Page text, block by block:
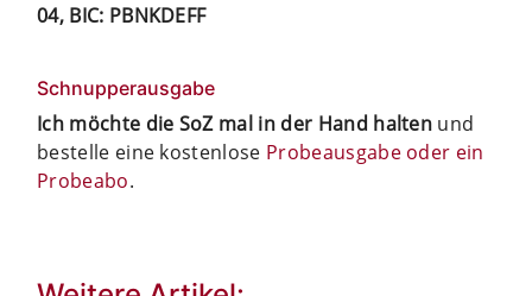
04, BIC: PBNKDEFF
Schnupperausgabe
Ich möchte die SoZ mal in der Hand halten und
bestelle eine kostenlose Probeausgabe oder ein
Probeabo.